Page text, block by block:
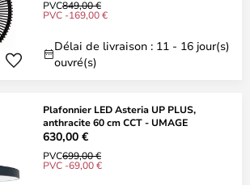
PVC849,00 €
PVC -169,00 €
Délai de livraison : 11 - 16 jour(s)
ouvré(s)
Plafonnier LED Asteria UP PLUS,
anthracite 60 cm CCT - UMAGE
630,00 €
PVC699,00 €
PVC -69,00 €